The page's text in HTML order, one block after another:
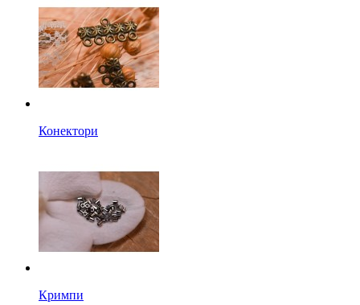
Конектори
Кримпи